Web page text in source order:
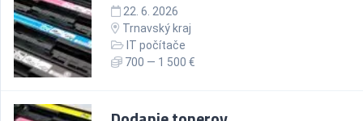
22. 6. 2026
Trnavský kraj
IT počítače
700 — 1 500 €